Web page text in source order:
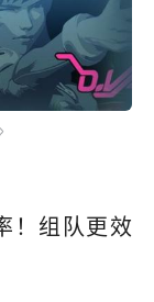
！组队更效